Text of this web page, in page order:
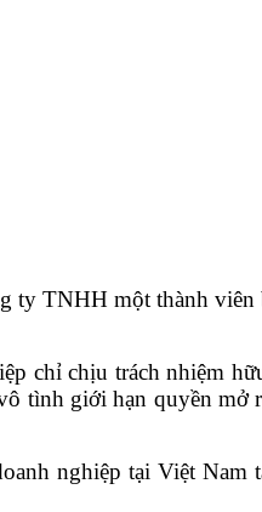
ty TNHH một thành viên
chỉ chịu trách nhiệm
tình giới hạn quyền mở
nghiệp tại Việt Nam